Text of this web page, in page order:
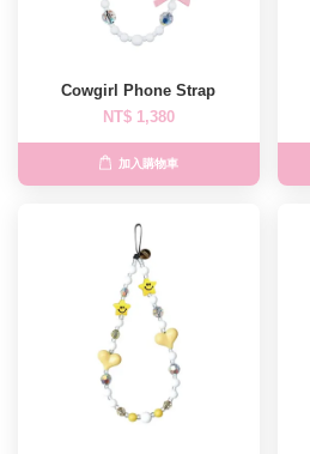
Cowgirl Phone Strap
NT$ 1,380
加入購物車